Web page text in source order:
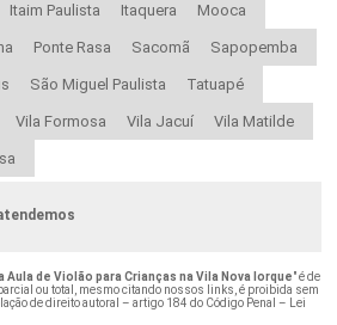
Itaim Paulista Itaquera Mooca
Ponte Rasa Sacomã Sapopemba
São Miguel Paulista Tatuapé
Vila Formosa Vila Jacuí Vila Matilde
Aula de Violão para Crianças na Vila Nova Iorque" é de
ou total, mesmo citando nossos links, é proibida sem
de direito autoral – artigo 184 do Código Penal – Lei